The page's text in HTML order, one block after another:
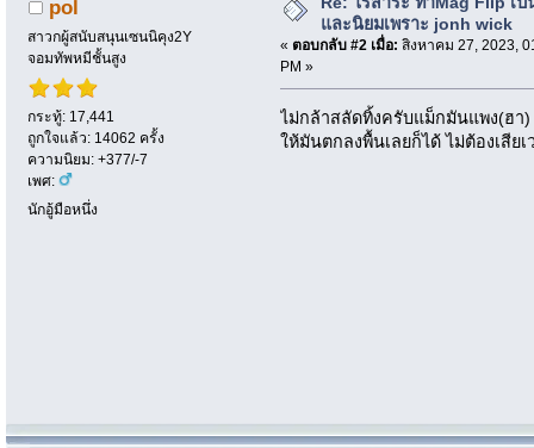
pol
สาวกผู้สนับสนุนเซนนิคุง2Y
จอมทัพหมีชั้นสูง
กระทู้: 17,441
ถูกใจแล้ว: 14062 ครั้ง
ความนิยม: +377/-7
เพศ:
นักอู้มือหนึ่ง
และนิยมเพราะ jonh wick
« ตอบกลับ #2 เมื่อ: สิงหาคม 27, 2023,
PM »
ไม่กล้าสลัดทิ้งครับแม็กมันแพง(ฮา
ให้มันตกลงพื้นเลยก็ได้ ไม่ต้องเสีย